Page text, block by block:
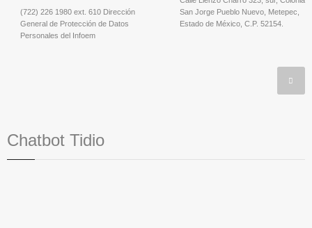
(722) 226 1980 ext. 610 Dirección
General de Protección de Datos
Personales del Infoem
San Jorge Pueblo Nuevo, Metepec,
Estado de México, C.P. 52154.
Chatbot Tidio